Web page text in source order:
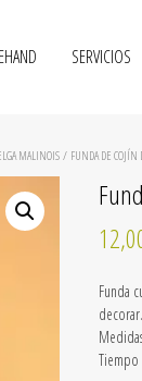
SERVICIOS
MALINOIS / FUNDA DE COJÍN
Funda
decorar.